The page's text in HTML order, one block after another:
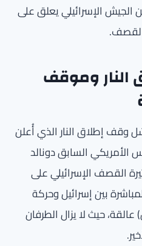
الجيش الإسرائيلي يعلق على
وموقف
إطلاق النار الذي أُعلن
الأمريكي السابق دونالد
القصف الإسرائيلي على
بين إسرائيل وحركة
حيث لا يزال الطرفان